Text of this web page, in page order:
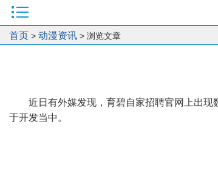
首页 > 动漫资讯 > 浏览文章
近日有外媒发现，育碧自家招聘官网上出
于开发当中。